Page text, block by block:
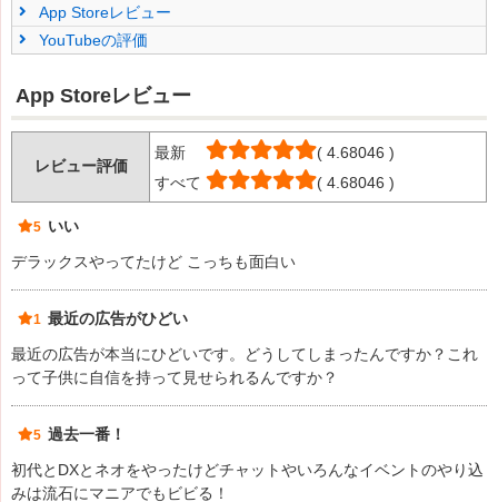
App Storeレビュー
YouTubeの評価
App Storeレビュー
レビュー評価
最新
( 4.68046 )
すべて
( 4.68046 )
5 いい
デラックスやってたけど こっちも面白い
1 最近の広告がひどい
最近の広告が本当にひどいです。どうしてしまったんですか？これ
って子供に自信を持って見せられるんですか？
5 過去一番！
初代とDXとネオをやったけどチャットやいろんなイベントのやり込
みは流石にマニアでもビビる！